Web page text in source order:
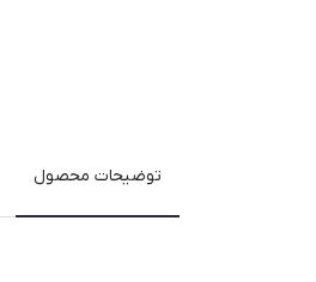
توضیحات محصول